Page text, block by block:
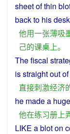
sheetofthin
backto hisdesk
他用一张薄吸
己的课桌上。
Thefiscal
isstraightout
直接刺激经济
he madea huge
他在练习册上
LIKE abloton